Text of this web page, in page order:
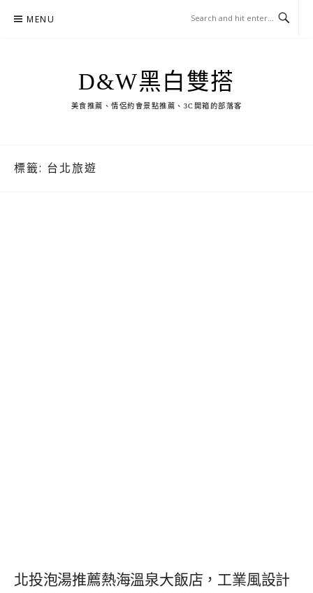
MENU
D&W黑白雙搭
美食推薦、情侶約會景點推薦、3C開箱的部落客
標籤: 台北旅遊
北投泡湯推薦熱海溫泉大飯店，工業風設計